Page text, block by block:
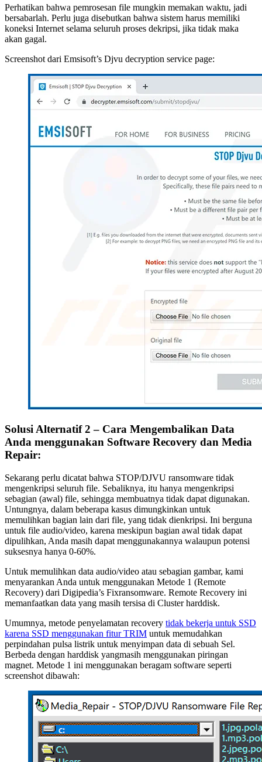
Perhatikan bahwa pemrosesan file mungkin memakan waktu, jadi
bersabarlah. Perlu juga disebutkan bahwa sistem harus memiliki
koneksi Internet selama seluruh proses dekripsi, jika tidak maka
akan gagal.
Screenshot dari Emsisoft’s Djvu decryption service page:
Solusi Alternatif 2 – Cara Mengembalikan Data
Anda menggunakan Software Recovery dan Media
Repair:
Sekarang perlu dicatat bahwa STOP/DJVU ransomware tidak
mengenkripsi seluruh file. Sebaliknya, itu hanya mengenkripsi
sebagian (awal) file, sehingga membuatnya tidak dapat digunakan.
Untungnya, dalam beberapa kasus dimungkinkan untuk
memulihkan bagian lain dari file, yang tidak dienkripsi. Ini berguna
untuk file audio/video, karena meskipun bagian awal tidak dapat
dipulihkan, Anda masih dapat menggunakannya walaupun potensi
suksesnya hanya 0-60%.
Untuk memulihkan data audio/video atau sebagian gambar, kami
menyarankan Anda untuk menggunakan Metode 1 (Remote
Recovery) dari Digipedia’s Fixransomware. Remote Recovery ini
memanfaatkan data yang masih tersisa di Cluster harddisk.
Umumnya, metode penyelamatan recovery tidak bekerja untuk SSD
karena SSD menggunakan fitur TRIM untuk memudahkan
perpindahan pulsa listrik untuk menyimpan data di sebuah Sel.
Berbeda dengan harddisk yangmasih menggunakan piringan
magnet. Metode 1 ini menggunakan beragam software seperti
screenshot dibawah: